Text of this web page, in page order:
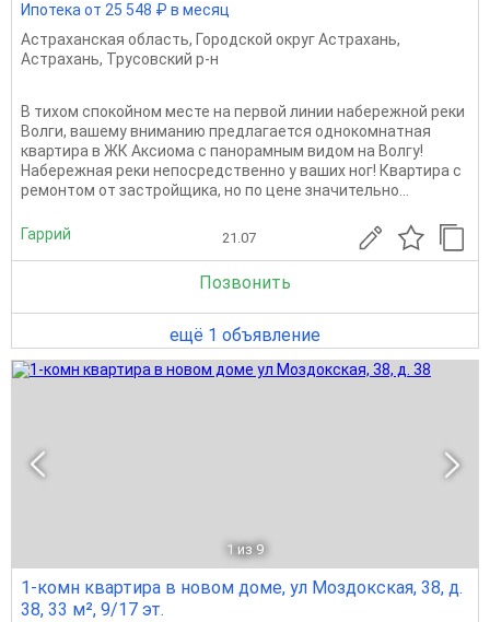
Ипотека от 25 548 ₽ в месяц
Астраханская область, Городской округ Астрахань,
Астрахань, Трусовский р-н
В тихом спокойном месте на первой линии набережной реки
Волги, вашему вниманию предлагается однокомнатная
квартира в ЖК Аксиома с панорамным видом на Волгу!
Набережная реки непосредственно у ваших ног! Квартира с
ремонтом от застройщика, но по цене значительно...
Гаррий 21.07
Позвонить
ещё 1 объявление
1 из 9
1-комн квартира в новом доме, ул Моздокская, 38, д.
38, 33 м², 9/17 эт.